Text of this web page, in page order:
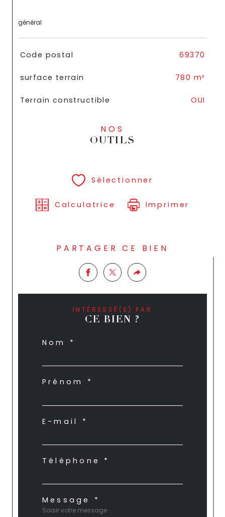
général
TRAD_SIROCCO_Caracteristique
Code postal 69370
surface terrain 780 m²
Terrain constructible OUI
NOS
OUTILS
Sélectionner
Calculatrice Imprimer
PARTAGER CE BIEN
INTÉRESSÉ(E) PAR
CE BIEN ?
Nom *
Prénom *
E-mail *
Téléphone *
Message *